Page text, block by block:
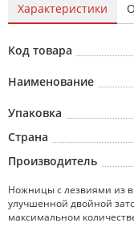
Характеристики
Код товара
Наименование
Упаковка
Страна
Производитель
Ножницы с лезвиями из
улучшенной двойной
максимальном